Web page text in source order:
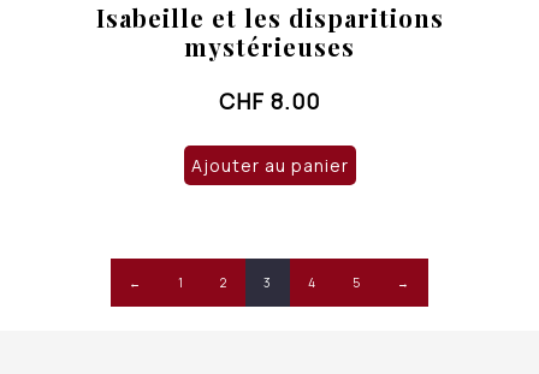
Isabeille et les disparitions
mystérieuses
CHF 8.00
Ajouter au panier
← 1 2 3 4 5 →